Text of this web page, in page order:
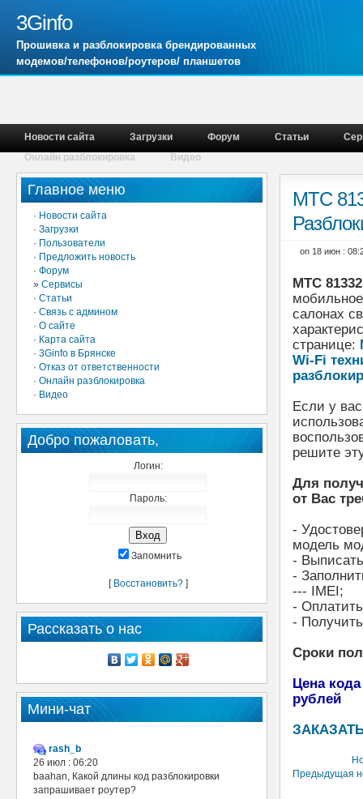
3Ginfo
Прошивка и разблокировка брендированных
модемов/телефонов/роутеров/ планшетов
Новости сайта Загрузки Форум Статьи
Онлайн разблокировка
Видео
Главное меню
· Новости сайта
· Загрузки
· Пользователи
· Предложить новость
· Форум
» Сервисы
· Статьи
· Связь с админом
· О сайте
· Карта сайта
· 3Ginfo в Брянске
· Отказ от ответственности
· Онлайн разблокировка
· Видео
Добро пожаловать,
Логин:
Пароль:
Запомнить
[ Восстановить?]
Рассказать о нас
Мини-чат
rash_b
26 июл : 06:20
baahan, Какой длины код разблокировки
запрашивает роутер?
МТС
on 18 июн :
МТС
салонах
странице:
Wi-Fi
Если у
решите
Для
от Вас
-
модель
-
-
--- IMEI;
-
-
Сроки
Цена
рублей
Предыдущая